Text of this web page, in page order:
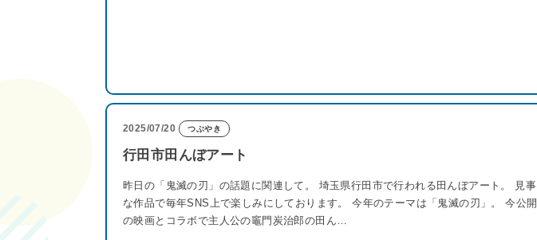
2025/07/20 つぶやき
行田市田んぼアート
昨日の「鬼滅の刃」の話題に関連して。 埼玉県行田市で行われる田んぼアート。 見事
な作品で毎年SNS上で楽しみにしております。 今年のテーマは「鬼滅の刃」。 今公開
の映画とコラボで主人公の竈門炭治郎の田ん…